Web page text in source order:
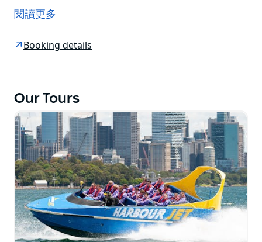
分鐘的刺激、行動和真正的悉尼海港體驗！
車停止，這種體驗可以是潮濕和狂野的，但充滿樂趣！
閱讀更多
Booking details
Our Tours